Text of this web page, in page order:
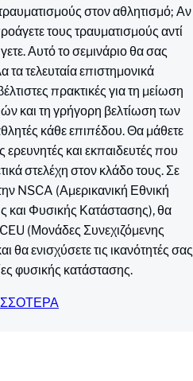
στον αθλητισμό; Αν
τους τραυματισμούς αντί
Αυτό το σεμινάριο θα σας
τα τελευταία επιστημονικά
πρακτικές για τη μείωση
και τη γρήγορη βελτίωση των
κάθε επιπέδου. Θα μάθετε
και εκπαιδευτές που
στελέχη στον κλάδο τους. Σε
NSCA (Αμερικανική Εθνική
Φυσικής Κατάστασης), θα
(Μονάδες Συνεχιζόμενης
θα ενισχύσετε τις ικανότητές σας
φυσικής κατάστασης.